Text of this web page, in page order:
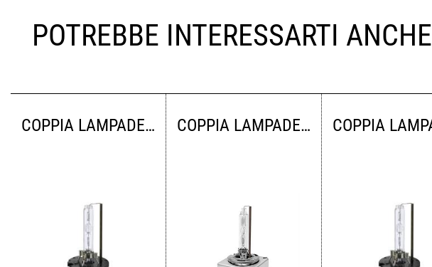
POTREBBE INTERESSARTI ANCHE
COPPIA LAMPADE XENON D4S 4300 K 42VOLT 35WATT COPPIA LAMPADE XENON D3S 4300K